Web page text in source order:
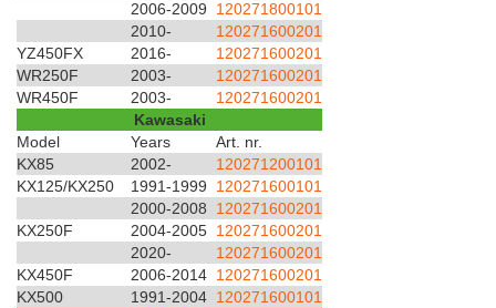
2006-2009
120271800101
2010-
120271600201
YZ450FX
2016-
120271600201
WR250F
2003-
120271600201
WR450F
2003-
120271600201
Kawasaki
Model
Years
Art. nr.
KX85
2002-
120271200101
KX125/KX250
1991-1999
120271600101
2000-2008
120271600201
KX250F
2004-2005 120271600201
2020-
120271600201
KX450F
2006-2014 120271600201
KX500
1991-2004 120271600101